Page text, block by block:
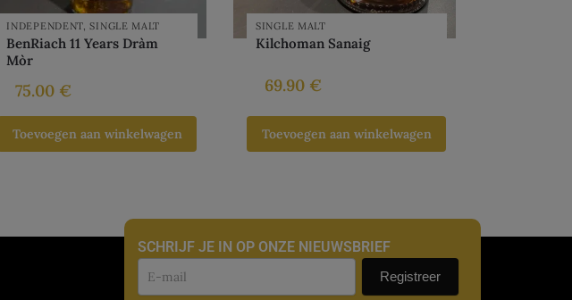
INDEPENDENT,SINGLE MALT
BenRiach 11 Years Dràm
Mòr
75.00 €
Toevoegen aan winkelwagen
SINGLE MALT
Kilchoman Sanaig
69.90 €
Toevoegen aan winkelwagen
SCHRIJF JE IN OP ONZE NIEUWSBRIEF
Nieuwsbrief Registreer